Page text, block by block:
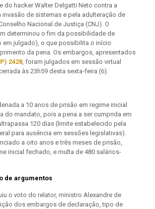
do hacker Walter Delgatti Neto contra a
de sistemas e pela adulteração de
Nacional de Justiça (CNJ). O
determinou o fim da possibilidade de
em julgado), o que possibilita o início
da pena. Os embargos, apresentados
2428, foram julgados em sessão virtual
às 23h59 desta sexta-feira (6).
a 10 anos de prisão em regime inicial
do mandato, pois a pena a ser cumprida em
120 dias (limite estabelecido pela
para ausência em sessões legislativas).
a oito anos e três meses de prisão,
inicial fechado, e multa de 480 salários-
de argumentos
o voto do relator, ministro Alexandre de
dos embargos de declaração, tipo de